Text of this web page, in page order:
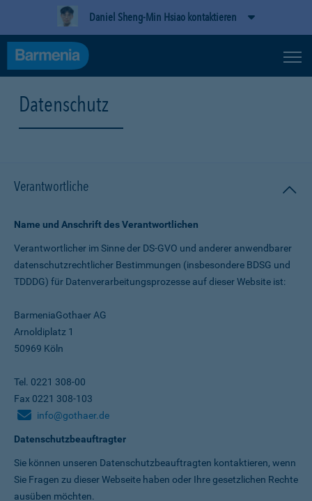
Daniel Sheng-Min Hsiao kontaktieren
Datenschutz
Verantwortliche
Name und Anschrift des Verantwortlichen
Verantwortlicher im Sinne der DS-GVO und anderer anwendbarer
datenschutz­rechtlicher Bestimmungen (insbesondere BDSG und
TDDDG) für Daten­verarbeitungs­prozesse auf dieser Website ist:
BarmeniaGothaer AG
Arnoldiplatz 1
50969 Köln
Tel. 0221 308-00
Fax 0221 308-103
info@gothaer.de
Datenschutzbeauftragter
Sie können unseren Datenschutz­beauftragten kontaktieren, wenn
Sie Fragen zu dieser Webseite haben oder Ihre gesetzlichen Rechte
ausüben möchten.